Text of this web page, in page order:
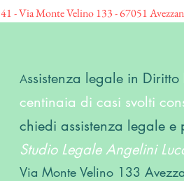
- Via Monte Velino 133 - 67051
Assistenza legale in Diritto
centinaia di casi svolti
chiedi assistenza legale
Studio Legale Angelini
Via Monte Velino 133